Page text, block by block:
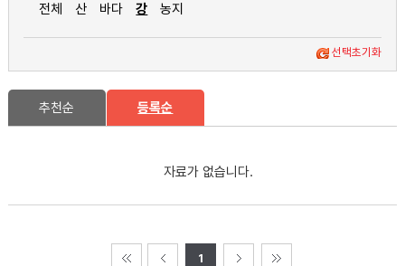
전체 산 바다 강 농지
선택초기화
추천순 등록순
자료가 없습니다.
1